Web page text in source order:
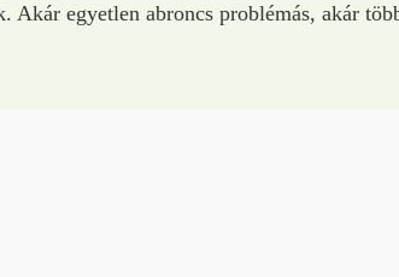
Akár egyetlen abroncs problémás, akár